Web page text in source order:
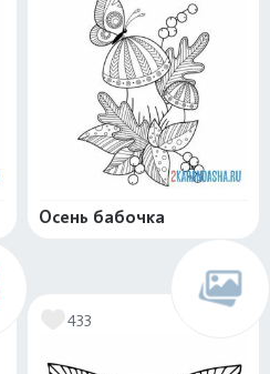
Осень бабочка
433